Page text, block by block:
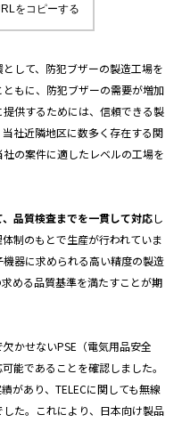
をコピーする
して、防犯ブザーの製造工場を
もに、防犯ブザーの需要が増加
供するためには、信頼できる製
社近隣地区に数多く存在する関
の案件に適したレベルの工場を
品質検査までを一貫して対応し
制のもとで生産が行われていま
器に求められる高い精度の製造
める品質基準を満たすことが期
かせないPSE（電気用品安全
能であることを確認しました。
があり、TELECに関しても無線
た。これにより、日本向け製品